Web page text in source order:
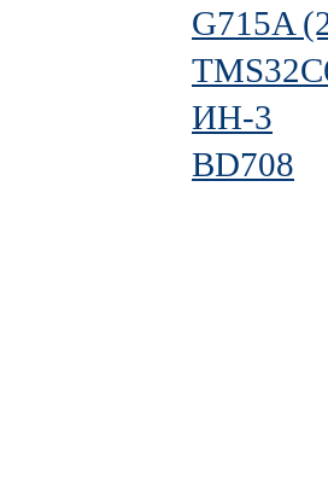
G715A
ИН-3
BD708